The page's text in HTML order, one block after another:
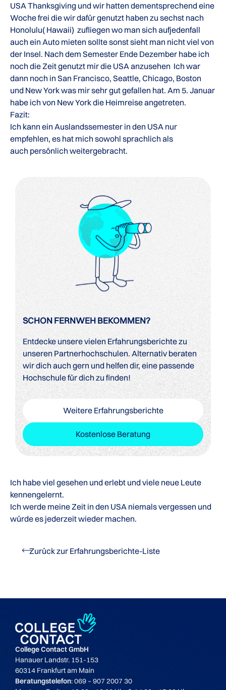
USA Thanksgiving und wir hatten dementsprechend eine
Woche frei die wir dafür genutzt haben zu sechst nach
Honolulu( Hawaii) zufliegen wo man sich aufjedenfall
auch ein Auto mieten sollte sonst sieht man nicht viel von
der Insel. Nach dem Semester Ende Dezember habe ich
noch die Zeit genutzt mir die USA anzusehen Ich war
dann noch in San Francisco, Seattle, Chicago, Boston
und New York was mir sehr gut gefallen hat. Am 5. Januar
habe ich von New York die Heimreise angetreten.
Fazit:
Ich kann ein Auslandssemester in den USA nur
empfehlen, es hat mich sowohl sprachlich als
auch persönlich weitergebracht.
SCHON FERNWEH BEKOMMEN?
Entdecke unsere vielen Erfahrungsberichte zu
unseren Partnerhochschulen. Alternativ beraten
wir dich auch gern und helfen dir, eine passende
Hochschule für dich zu finden!
Weitere Erfahrungsberichte
Kostenlose Beratung
Ich habe viel gesehen und erlebt und viele neue Leute
kennengelernt.
Ich werde meine Zeit in den USA niemals vergessen und
würde es jederzeit wieder machen.
Zurück zur Erfahrungsberichte-Liste
College Contact GmbH
Hanauer Landstr. 151-153
60314 Frankfurt am Main
Beratungstelefon: 069 – 907 2007 30